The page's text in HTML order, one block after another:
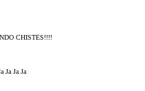
CHISTES!!!!
Ja Ja Ja